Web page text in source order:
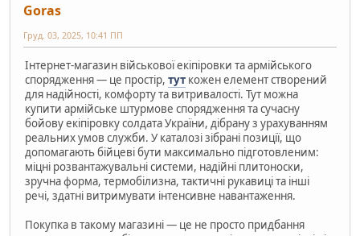
Goras
Груд. 03, 2025, 10:41 ПП
Інтернет-магазин військової екіпіровки та армійського
спорядження — це простір, тут кожен елемент створений
для надійності, комфорту та витривалості. Тут можна
купити армійське штурмове спорядження та сучасну
бойову екіпіровку солдата України, дібрану з урахуванням
реальних умов служби. У каталозі зібрані позиції, що
допомагають бійцеві бути максимально підготовленим:
міцні розвантажувальні системи, надійні плитоноски,
зручна форма, термобілизна, тактичні рукавиці та інші
речі, здатні витримувати інтенсивне навантаження.
Покупка в такому магазині — це не просто придбання